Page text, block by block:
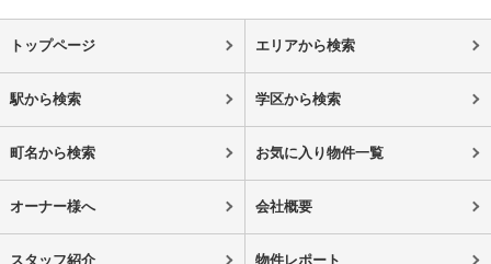
トップページ エリアから検索
駅から検索 学区から検索
町名から検索 お気に入り物件一覧
オーナー様へ 会社概要
スタッフ紹介 物件レポート